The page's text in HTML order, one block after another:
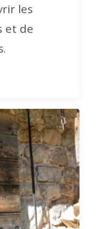
les
et de